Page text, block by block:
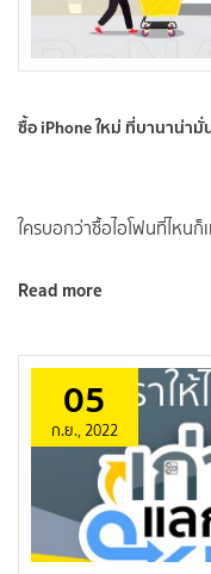
ซื้อ iPhone ใหม่ ที่บานาน่ามั่
ใครบอกว่าซื้อไอโฟนที่ไหน
Read more
05
ก.ย., 2022